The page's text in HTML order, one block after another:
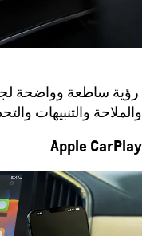
رؤية ساطعة وواضحة
والملاحة والتنبيهات
Apple CarPlay